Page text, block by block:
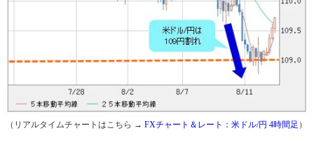
（リアルタイムチャートはこちら → FXチャート＆レート：米ドル/円 4時間足 ）